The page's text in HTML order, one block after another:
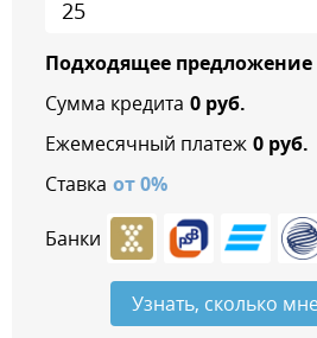
Подходящее предложение
Сумма кредита 0руб.
Ежемесячный платеж 0руб.
Ставка от0%
Банки
Узнать, сколько